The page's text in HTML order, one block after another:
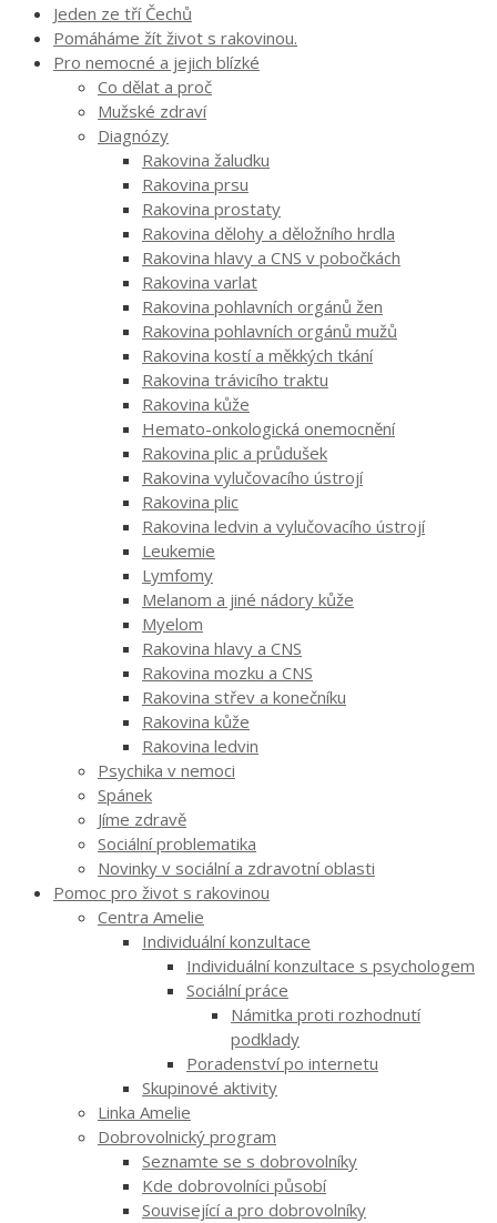
Jeden ze tří Čechů
Pomáháme žít život s rakovinou.
Pro nemocné a jejich blízké
Co dělat a proč
Mužské zdraví
Diagnózy
Rakovina žaludku
Rakovina prsu
Rakovina prostaty
Rakovina dělohy a děložního hrdla
Rakovina hlavy a CNS v pobočkách
Rakovina varlat
Rakovina pohlavních orgánů žen
Rakovina pohlavních orgánů mužů
Rakovina kostí a měkkých tkání
Rakovina trávicího traktu
Rakovina kůže
Hemato-onkologická onemocnění
Rakovina plic a průdušek
Rakovina vylučovacího ústrojí
Rakovina plic
Rakovina ledvin a vylučovacího ústrojí
Leukemie
Lymfomy
Melanom a jiné nádory kůže
Myelom
Rakovina hlavy a CNS
Rakovina mozku a CNS
Rakovina střev a konečníku
Rakovina kůže
Rakovina ledvin
Psychika v nemoci
Spánek
Jíme zdravě
Sociální problematika
Novinky v sociální a zdravotní oblasti
Pomoc pro život s rakovinou
Centra Amelie
Individuální konzultace
Individuální konzultace s psychologem
Sociální práce
Námitka proti rozhodnutí
podklady
Poradenství po internetu
Skupinové aktivity
Linka Amelie
Dobrovolnický program
Seznamte se s dobrovolníky
Kde dobrovolníci působí
Související a pro dobrovolníky